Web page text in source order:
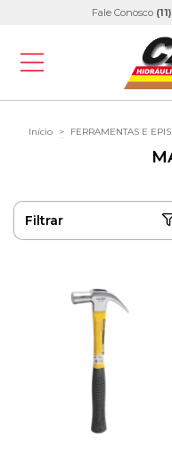
Fale Conosco
Início > FERRAMENTAS E EPIS
Filtrar